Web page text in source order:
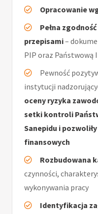
Opracowanie
Pełna
przepisami–
PIP oraz Państwową
Pewność
instytucji
oceny ryzyka
setki kontroli
Sanepidu i
finansowych
Rozbudowana
czynności,
wykonywania pracy
Identyfikacja